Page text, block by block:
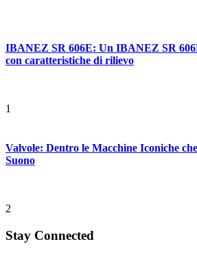
IBANEZ SR 606E: Un IBANEZ SR
con caratteristiche di rilievo
1
Valvole: Dentro le Macchine Iconiche
Suono
2
Stay Connected